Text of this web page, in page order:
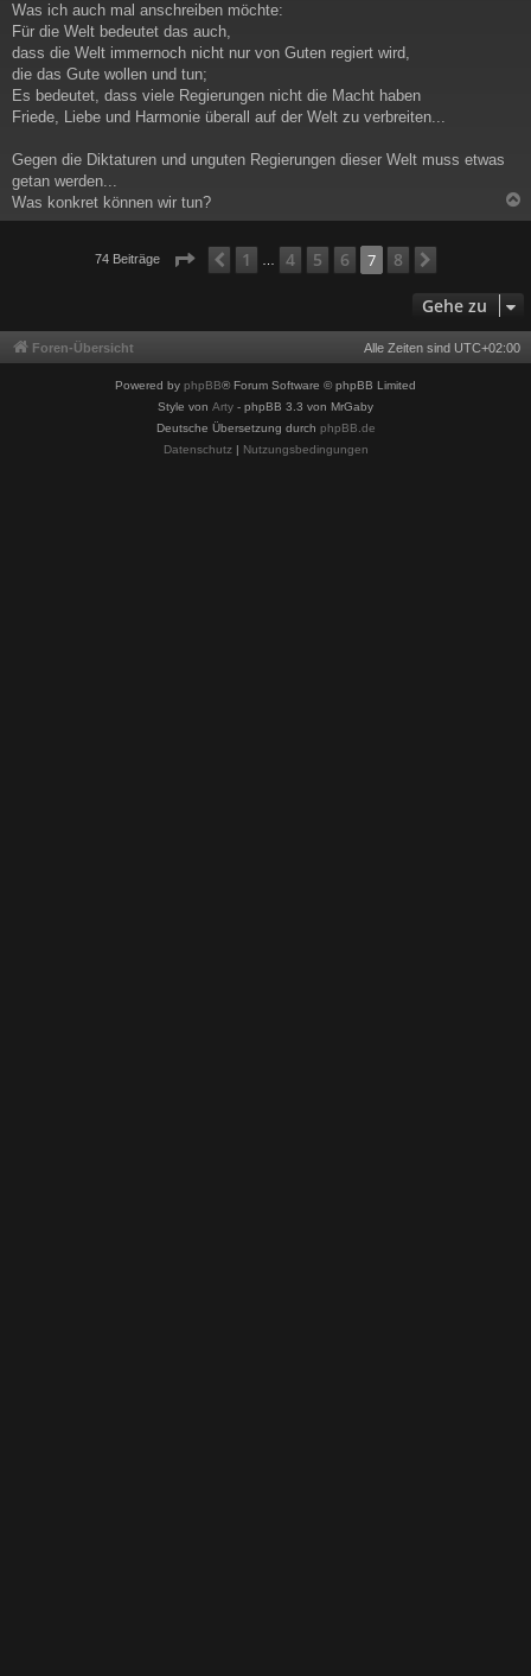
i
t
r
a
Was ich auch mal anschreiben möchte:
Für die Welt bedeutet das auch,
dass die Welt immernoch nicht nur von Guten regiert wird,
die das Gute wollen und tun;
Es bedeutet, dass viele Regierungen nicht die Macht haben
Friede, Liebe und Harmonie überall auf der Welt zu verbreiten...
Gegen die Diktaturen und unguten Regierungen dieser Welt muss etwas
getan werden...
Was konkret können wir tun?
a
n
74 Beiträge Seite 7 von8
Vorherige
1 4 5 6 7 8
Gehe zu
Foren-Übersicht Alle Zeiten sind UTC+02:00
Powered by phpBB® Forum Software © phpBB Limited
Style von Arty - phpBB 3.3 von MrGaby
Deutsche Übersetzung durch phpBB.de
Datenschutz| Nutzungsbedingungen